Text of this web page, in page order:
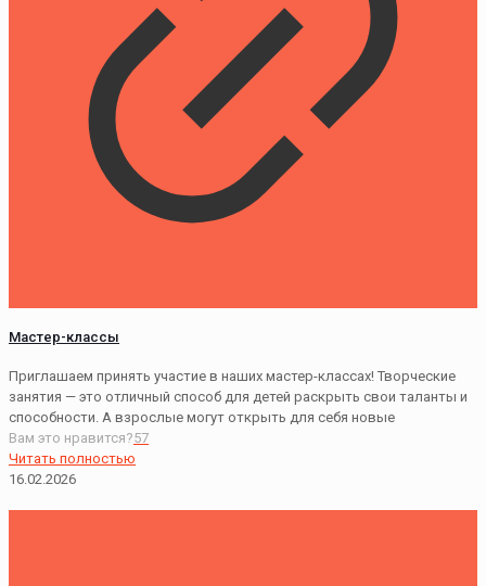
Мастер-классы
Приглашаем принять участие в наших мастер-классах! Творческие
занятия — это отличный способ для детей раскрыть свои таланты и
способности. А взрослые могут открыть для себя новые
Вам это нравится?57
Читать полностью
16.02.2026